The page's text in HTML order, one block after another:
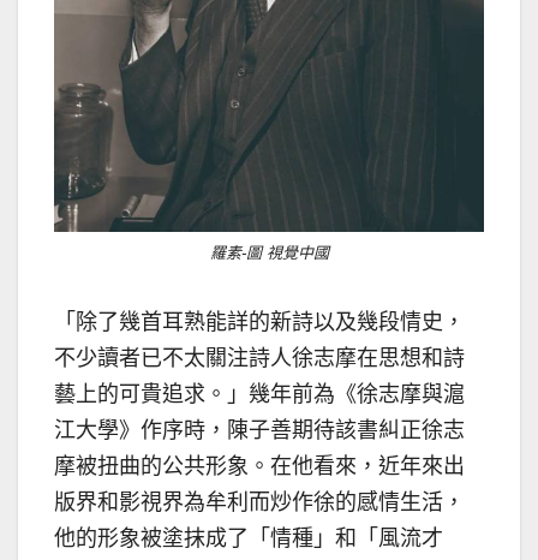
羅素-圖 視覺中國
「除了幾首耳熟能詳的新詩以及幾段情史，
不少讀者已不太關注詩人徐志摩在思想和詩
藝上的可貴追求。」幾年前為《徐志摩與滬
江大學》作序時，陳子善期待該書糾正徐志
摩被扭曲的公共形象。在他看來，近年來出
版界和影視界為牟利而炒作徐的感情生活，
他的形象被塗抹成了「情種」和「風流才